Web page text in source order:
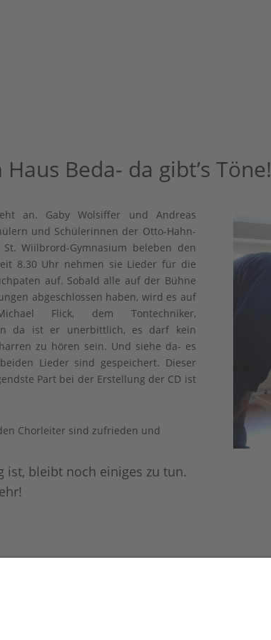
Beda- da gibt’s Töne!
an. Gaby Wolsiffer und Andreas
und Schülerinnen der Otto-Hahn-
Wiilbrord-Gymnasium beleben den
8.30 Uhr nehmen sie Lieder für die
auf. Sobald alle auf der Bühne
abgeschlossen haben, wird es auf
Flick, dem Tontechniker,
da ist er unerbittlich, es darf kein
zu hören sein. Und siehe da- es
Lieder sind gespeichert. Dieser
Part bei der Erstellung der CD ist
Chorleiter sind zufrieden und
ist, bleibt noch einiges zu tun.